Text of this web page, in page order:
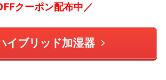
クーポン配布中／
イブリッド加湿器